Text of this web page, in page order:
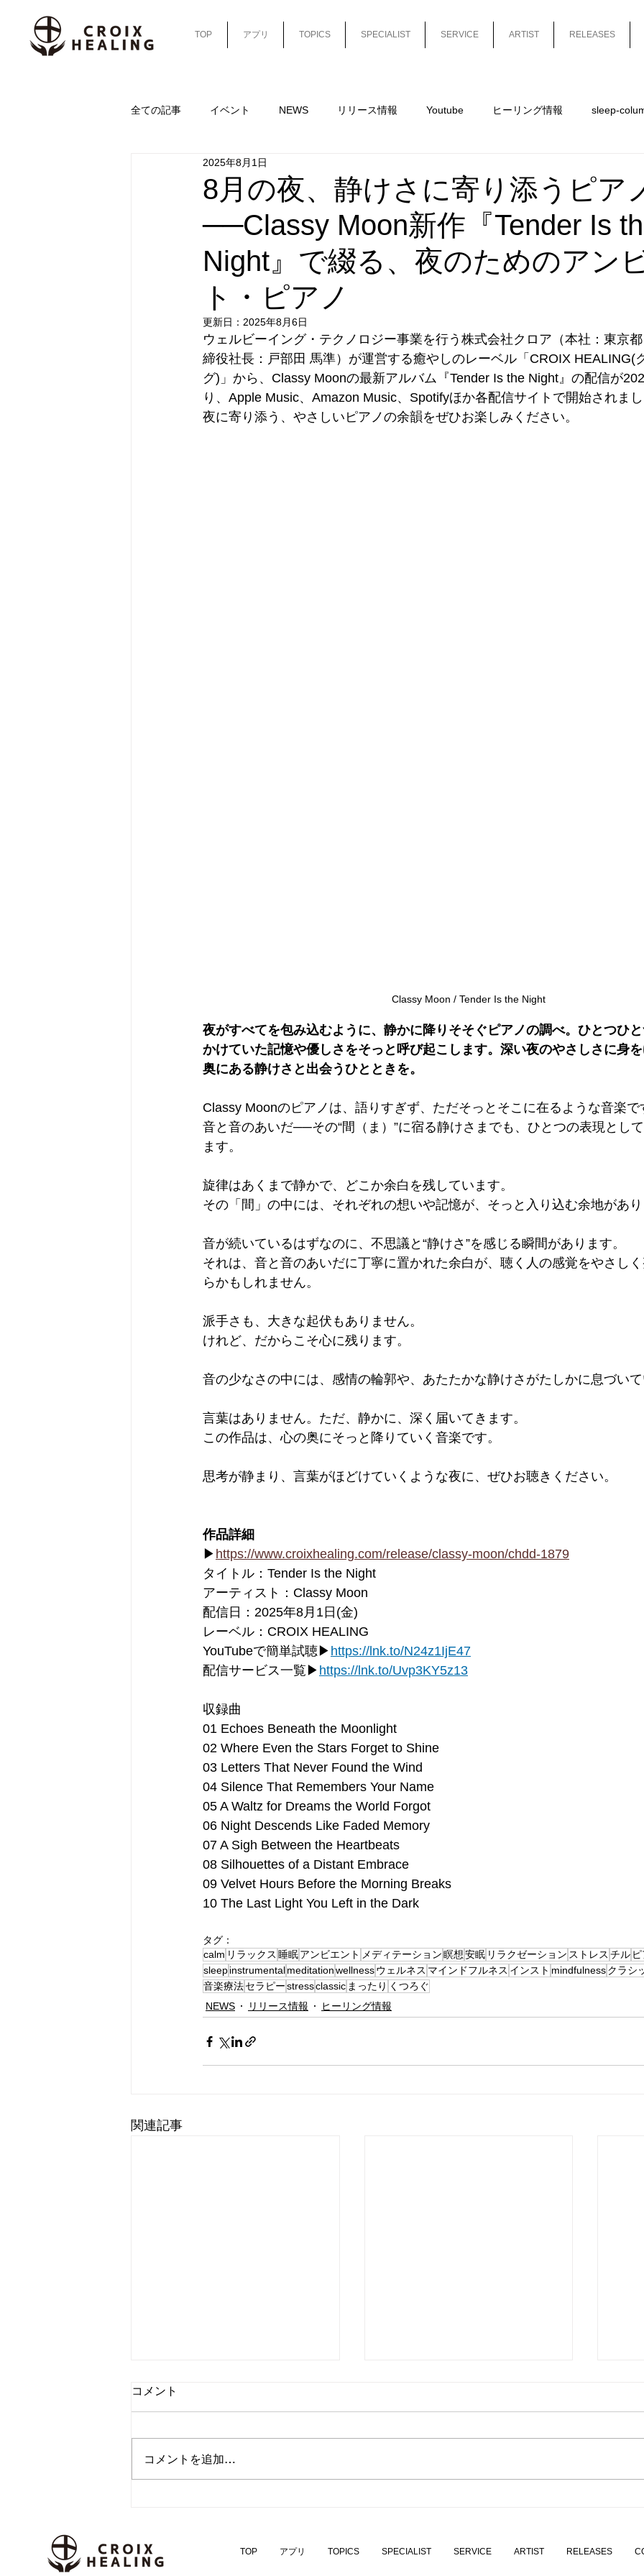
TOP アプリ TOPICS SPECIALIST SERVICE ARTIST RELEASES
全ての記事 イベント NEWS リリース情報 Youtube ヒーリング情報 sleep-
sleep-column-cafe
8月の夜、静けさに寄り添うピア
──Classy Moon新作『Tender Is
Night』で綴る、夜のためのアン
ト・ピアノ
2025年8月1日
更新日： 2025年8月6日
ウェルビーイング・テクノロジー事業を行う株式会社クロア（本社：東京
締役社⻑：戸部田 馬準）が運営する癒やしのレーベル「CROIX HEALING(
グ)」から、Classy Moonの最新アルバム『Tender Is the Night』の配信が
り、Apple Music、Amazon Music、Spotifyほか各配信サイトで開始されま
夜に寄り添う、やさしいピアノの余韻をぜひお楽しみください。
Classy Moon / Tender Is the Night
夜がすべてを包み込むように、静かに降りそそぐピアノの調べ。ひとつひ
かけていた記憶や優しさをそっと呼び起こします。深い夜のやさしさに身
奥にある静けさと出会うひとときを。
Classy Moonのピアノは、語りすぎず、ただそっとそこに在るような音楽で
音と音のあいだ──その“間（ま）”に宿る静けさまでも、ひとつの表現とし
ます。
旋律はあくまで静かで、どこか余白を残しています。
その「間」の中には、それぞれの想いや記憶が、そっと入り込む余地があ
音が続いているはずなのに、不思議と“静けさ”を感じる瞬間があります。
それは、音と音のあいだに丁寧に置かれた余白が、聴く人の感覚をやさし
らかもしれません。
派手さも、大きな起伏もありません。
けれど、だからこそ心に残ります。
音の少なさの中には、感情の輪郭や、あたたかな静けさがたしかに息づい
言葉はありません。ただ、静かに、深く届いてきます。
この作品は、心の奥にそっと降りていく音楽です。
思考が静まり、言葉がほどけていくような夜に、ぜひお聴きください。
作品詳細
▶ https://www.croixhealing.com/release/classy-moon/chdd-1879
タイトル：Tender Is the Night
アーティスト：Classy Moon
配信日：2025年8月1日(金)
レーベル：CROIX HEALING
YouTubeで簡単試聴▶ https:// lnk.to/N24z1IjE47
配信サービス⼀覧▶ https:// lnk.to/Uvp3KY5z13
収録曲
01 Echoes Beneath the Moonlight
02 Where Even the Stars Forget to Shine
03 Letters That Never Found the Wind
04 Silence That Remembers Your Name
05 A Waltz for Dreams the World Forgot
06 Night Descends Like Faded Memory
07 A Sigh Between the Heartbeats
08 Silhouettes of a Distant Embrace
09 Velvet Hours Before the Morning Breaks
10 The Last Light You Left in the Dark
タグ：
calm リラックス 睡眠アンビエント メディテーション瞑想安眠 リラクゼーション ストレス チル
sleepinstrumentalmeditationwellnessウェルネス マインドフルネス インスト mindfulnessクラシ
音楽療法セラピーstressclassic まったり くつろぐ
NEWS
リリース情報 ヒーリング情報
関連記事
フェジオ周波数アルバム第2
弾『Relief from Anxiety and
Cinema』7月31日 配信スタ
的
コメント
コメントを追加…
TOP アプリ TOPICS SPECIALIST SERVICE ARTIST RELEASES